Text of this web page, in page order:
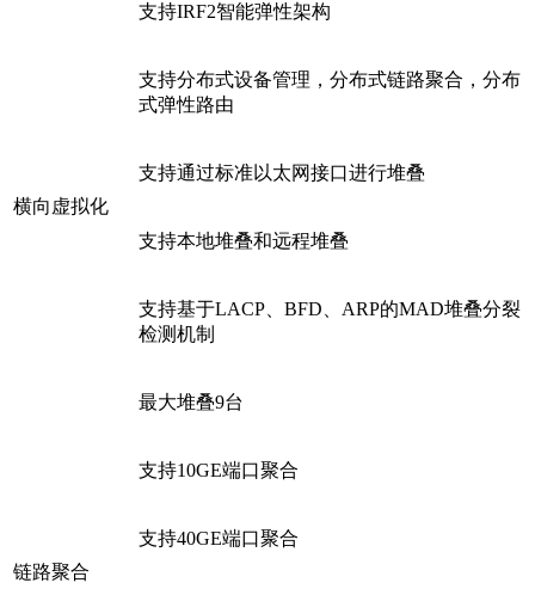
横向虚拟化
支持IRF2智能弹性架构
支持分布式设备管理，分布式链路聚合，分布
式弹性路由
支持通过标准以太网接口进行堆叠
支持本地堆叠和远程堆叠
支持基于LACP、BFD、ARP的MAD堆叠分裂
检测机制
最大堆叠9台
链路聚合
支持10GE端口聚合
支持40GE端口聚合